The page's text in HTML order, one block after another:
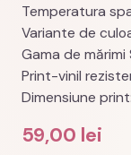
Temperatura
Variante de
Gama de mărimi
Print-vinil
Dimensiune
59,00 lei